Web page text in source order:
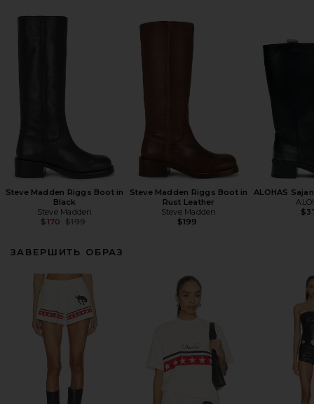
Steve Madden Riggs Boot in
Black
Steve Madden
$170
Previous price:
$199
Steve Madden Riggs Boot in
Rust Leather
Steve Madden
$199
ALOHAS
ЗАВЕРШИТЬ ОБРАЗ